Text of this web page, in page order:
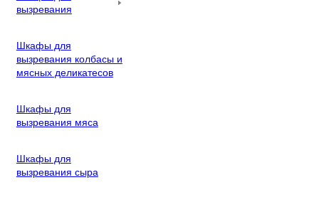
вызревания
Шкафы для
вызревания колбасы и
мясных деликатесов
Шкафы для
вызревания мяса
Шкафы для
вызревания сыра